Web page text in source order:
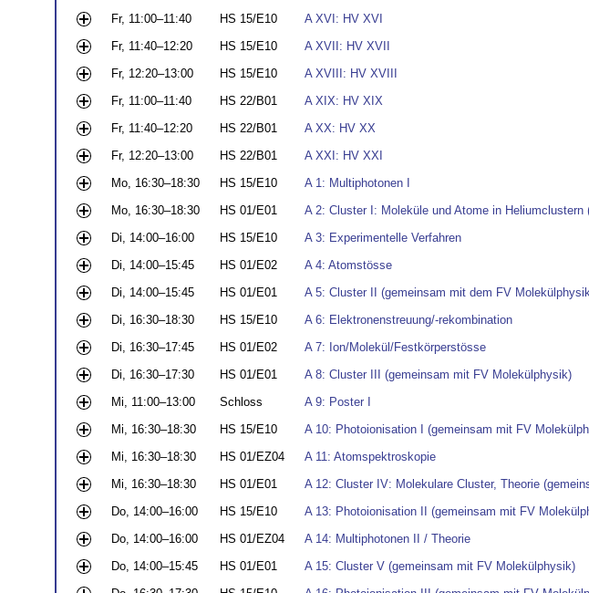
Fr, 11:00–11:40
HS 15/E10
A XVI: HV XVI
Fr, 11:40–12:20
HS 15/E10
A XVII: HV XVII
Fr, 12:20–13:00
HS 15/E10
A XVIII: HV XVIII
Fr, 11:00–11:40
HS 22/B01
A XIX: HV XIX
Fr, 11:40–12:20
HS 22/B01
A XX: HV XX
Fr, 12:20–13:00
HS 22/B01
A XXI: HV XXI
Mo, 16:30–18:30
HS 15/E10
A 1: Multiphotonen I
Mo, 16:30–18:30
HS 01/E01
A 2: Cluster I: Moleküle und Atome in
Di, 14:00–16:00
HS 15/E10
A 3: Experimentelle Verfahren
Di, 14:00–15:45
HS 01/E02
A 4: Atomstösse
Di, 14:00–15:45
HS 01/E01
A 5: Cluster II (gemeinsam mit dem FV
Di, 16:30–18:30
HS 15/E10
A 6: Elektronenstreuung/-rekombination
Di, 16:30–17:45
HS 01/E02
A 7: Ion/Molekül/Festkörperstösse
Di, 16:30–17:30
HS 01/E01
A 8: Cluster III (gemeinsam mit FV Molekülphysik)
Mi, 11:00–13:00
Schloss
A 9: Poster I
Mi, 16:30–18:30
HS 15/E10
A 10: Photoionisation I (gemeinsam mit FV
Mi, 16:30–18:30
HS 01/EZ04
A 11: Atomspektroskopie
Mi, 16:30–18:30
HS 01/E01
A 12: Cluster IV: Molekulare Cluster, Theorie
Do, 14:00–16:00
HS 15/E10
A 13: Photoionisation II (gemeinsam mit FV
Do, 14:00–16:00
HS 01/EZ04
A 14: Multiphotonen II / Theorie
Do, 14:00–15:45
HS 01/E01
A 15: Cluster V (gemeinsam mit FV Molekülphysik)